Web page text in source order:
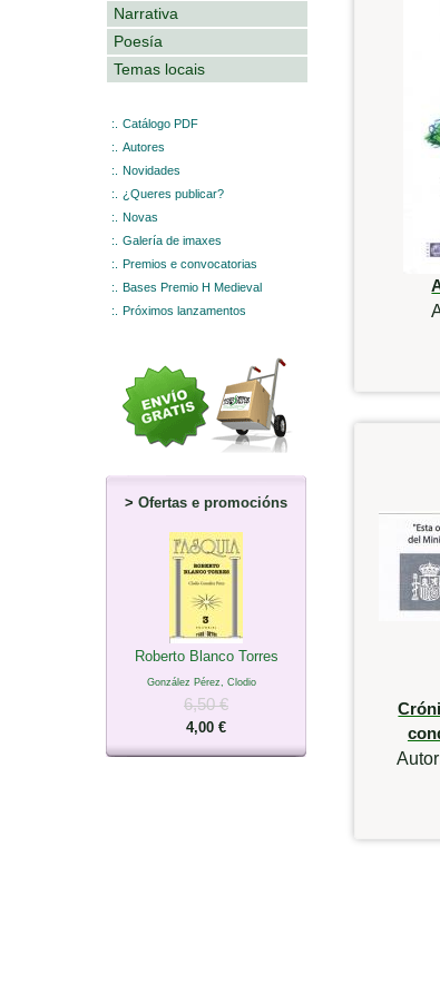
Narrativa
Poesía
Temas locais
:.
Catálogo PDF
:.
Autores
:.
Novidades
:.
¿Queres publicar?
:.
Novas
:.
Galería de imaxes
:.
Premios e convocatorias
:.
Bases Premio H Medieval
:.
Próximos lanzamentos
> Ofertas e promocións
Roberto Blanco Torres
González Pérez, Clodio
6,50 €
4,00 €